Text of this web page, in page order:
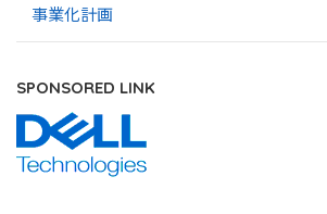
事業化計画
SPONSORED LINK